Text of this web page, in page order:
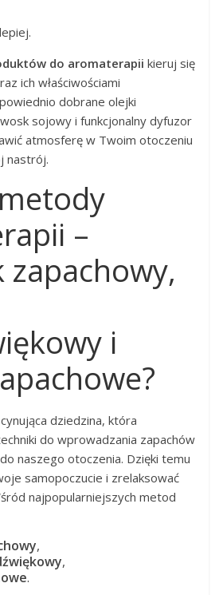
do aromaterapii kieruj się
ich właściwościami
dobrane olejki
sojowy i funkcjonalny dyfuzor
atmosferę w Twoim otoczeniu
nastrój.
–
i
dziedzina, która
do wprowadzania zapachów
naszego otoczenia. Dzięki temu
samopoczucie i zrelaksować
najpopularniejszych metod
,
,
.